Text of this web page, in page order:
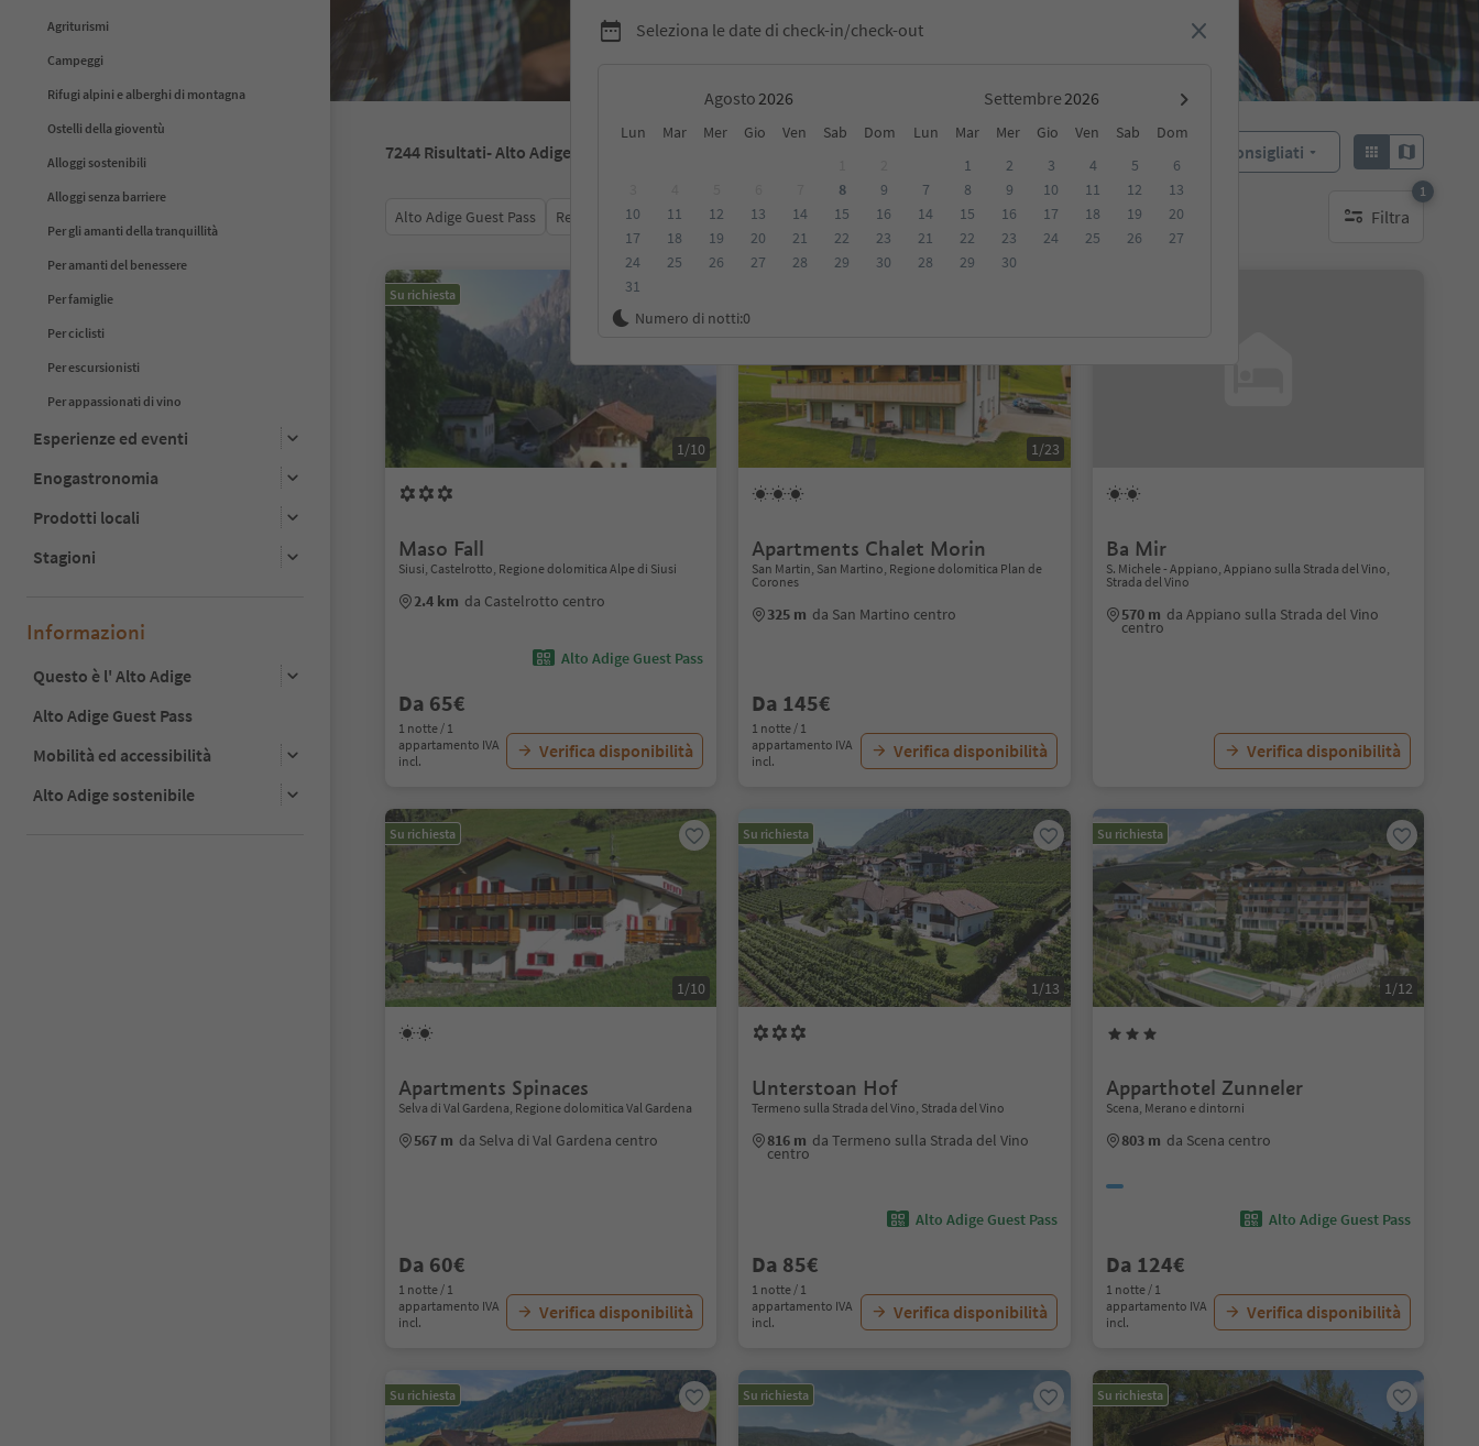
Agriturismi
Campeggi
Rifugi alpini e alberghi di montagna
Ostelli della gioventù
Alloggi sostenibili
Alloggi senza barriere
Per gli amanti della tranquillità
Per amanti del benessere
Per famiglie
Per ciclisti
Per escursionisti
Per appassionati di vino
Esperienze ed eventi
Enogastronomia
Prodotti locali
Stagioni
Informazioni
Questo è l' Alto Adige
Alto Adige Guest Pass
Mobilità ed accessibilità
Alto Adige sostenibile
Seleziona le date di check-in/check-out
Agosto Settembre
Lun Mar Mer Gio Ven Sab Dom Lun Mar Mer Gio Ven Sab
Dom
8
9
10
11 12 13 14 15
16
17
18 19 20 21 22
23
24
25 26 27 28 29
30
31
1 2 3 4 5
6
7
8 9 10 11 12
13
14
15 16 17 18 19
20
21
22 23 24 25 26
27
28
29 30
Numero di notti:0
7244 Risultati- Alto Adige Consigliati
Alto Adige Guest Pass Recensioni Categoria Trattamento Alloggi sostenibili Filtra
1
1 filtro attivo
Su richiesta
1/10
Maso Fall
Siusi, Castelrotto, Regione dolomitica Alpe di Siusi
2.4 km da Castelrotto centro
Alto Adige Guest Pass
Da 65€
1 notte / 1
appartamento IVA
incl.
Verifica disponibilità
1/23
Apartments Chalet Morin
San Martin, San Martino, Regione dolomitica Plan de
Corones
325 m da San Martino centro
Da 145€
1 notte / 1
appartamento IVA
incl.
Verifica disponibilità
Ba Mir
S. Michele - Appiano, Appiano sulla Strada del Vino,
Strada del Vino
570 m da Appiano sulla Strada del Vino
centro
Verifica disponibilità
Su richiesta
1/10
Apartments Spinaces
Selva di Val Gardena, Regione dolomitica Val Gardena
567 m da Selva di Val Gardena centro
Da 60€
1 notte / 1
appartamento IVA
incl.
Verifica disponibilità
Su richiesta
1/13
Unterstoan Hof
Termeno sulla Strada del Vino, Strada del Vino
816 m da Termeno sulla Strada del Vino
centro
Alto Adige Guest Pass
Da 85€
1 notte / 1
appartamento IVA
incl.
Verifica disponibilità
Su richiesta
1/12
Apparthotel Zunneler
Scena, Merano e dintorni
803 m da Scena centro
Alto Adige Guest Pass
Da 124€
1 notte / 1
appartamento IVA
incl.
Verifica disponibilità
Su richiesta Su richiesta Su richiesta